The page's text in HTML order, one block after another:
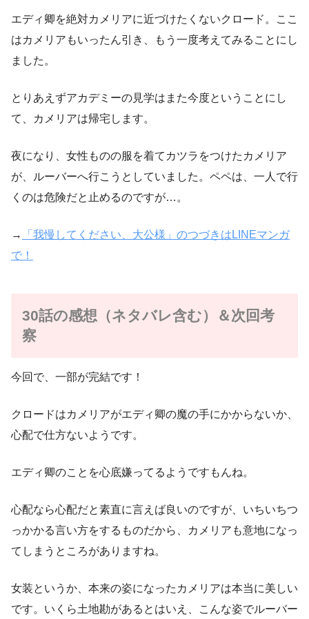
エディ卿を絶対カメリアに近づけたくないクロード。ここ
はカメリアもいったん引き、もう一度考えてみることにし
ました。
とりあえずアカデミーの見学はまた今度ということにし
て、カメリアは帰宅します。
夜になり、女性ものの服を着てカツラをつけたカメリア
が、ルーバーへ行こうとしていました。ペペは、一人で行
くのは危険だと止めるのですが…。
→
「我慢してください、大公様」のつづきはLINEマンガ
で！
30話の感想（ネタバレ含む）＆次回考
察
今回で、一部が完結です！
クロードはカメリアがエディ卿の魔の手にかからないか、
心配で仕方ないようです。
エディ卿のことを心底嫌ってるようですもんね。
心配なら心配だと素直に言えば良いのですが、いちいちつ
っかかる言い方をするものだから、カメリアも意地になっ
てしまうところがありますね。
女装というか、本来の姿になったカメリアは本当に美しい
です。いくら土地勘があるとはいえ、こんな姿でルーバー